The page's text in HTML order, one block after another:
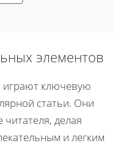
элементов
играют ключевую
статьи. Они
делая
и легким